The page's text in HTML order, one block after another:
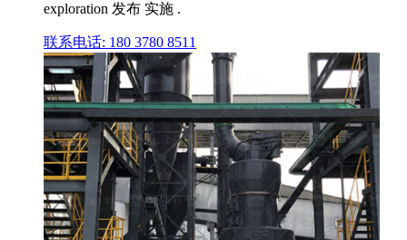
exploration 发布 实施 .
联系电话: 180 3780 8511